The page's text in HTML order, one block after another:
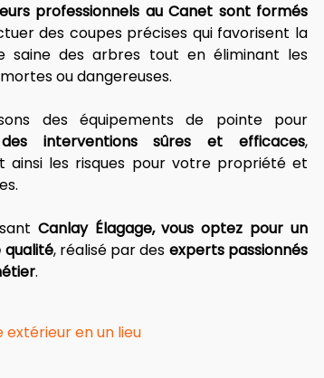
professionnels au Canet sont formés
des coupes précises qui favorisent la
saine des arbres tout en éliminant les
ou dangereuses.
interventions sûres et efficaces,
ainsi les risques pour votre propriété et
Canlay Élagage, vous optez pour un
qualité, réalisé par des experts passionnés
.
en un lieu